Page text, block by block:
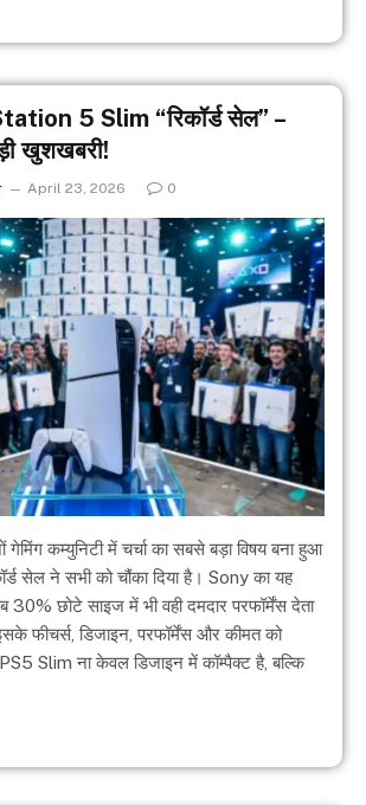
5 Slim “रिकॉर्ड सेल” –
खुशखबरी!
April 23, 2026 0
कम्युनिटी में चर्चा का सबसे बड़ा विषय बना हुआ
सेल ने सभी को चौंका दिया है। Sony का यह
30% छोटे साइज में भी वही दमदार परफॉर्मेंस देता
फीचर्स, डिजाइन, परफॉर्मेंस और कीमत को
Slim ना केवल डिजाइन में कॉम्पैक्ट है, बल्कि